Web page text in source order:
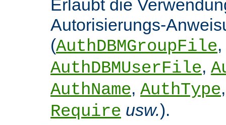
Erlaubt die
Autorisierungs-
(AuthDBMGroupFile,
AuthDBMUserFile,
AuthName, AuthType
Require usw.).